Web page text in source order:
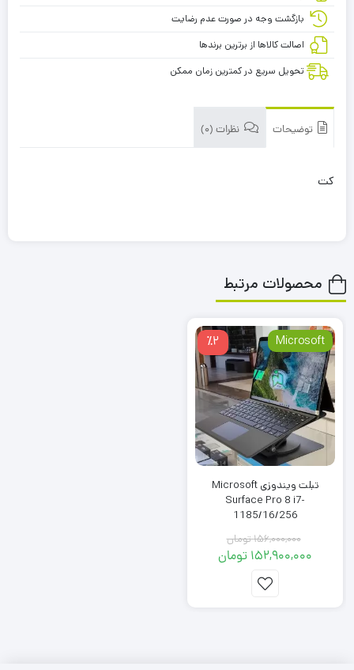
بازگشت وجه در صورت عدم رضایت
اصالت کالاها از برترین برندها
تحویل سریع در کمترین زمان ممکن
توضیحات نظرات (0)
کت
محصولات مرتبط
٪2 Microsoft
تبلت ویندوزی Microsoft
Surface Pro 8 i7-
1185/16/256
156,000,000تومان
قیمت
اصلی:
152,900,000 تومان
قیمت
فعلی:
152,900,000 تومان.